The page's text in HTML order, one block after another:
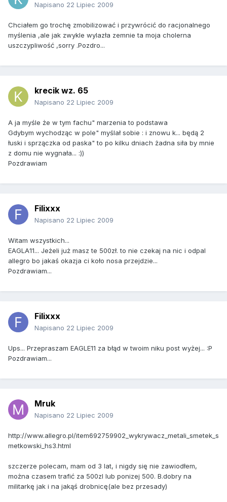
Napisano 22 Lipiec 2009
Chciałem go trochę zmobilizować i przywrócić do racjonalnego
myślenia ,ale jak zwykle wylazła zemnie ta moja cholerna
uszczypliwość ,sorry .Pozdro...
krecik wz. 65
Napisano 22 Lipiec 2009
A ja myśle że w tym fachu" marzenia to podstawa
Gdybym wychodząc w pole" myślał sobie : i znowu k... będą 2
łuski i sprzączka od paska" to po kilku dniach żadna siła by mnie
z domu nie wygnała... :))
Pozdrawiam
Filixxx
Napisano 22 Lipiec 2009
Witam wszystkich...
EAGLA11... Jeżeli już masz te 500zł. to nie czekaj na nic i odpal
allegro bo jakaś okazja ci koło nosa przejdzie...
Pozdrawiam...
Filixxx
Napisano 22 Lipiec 2009
Ups... Przepraszam EAGLE11 za błąd w twoim niku post wyżej... :P
Pozdrawiam...
Mruk
Napisano 22 Lipiec 2009
http://www.allegro.pl/item692759902_wykrywacz_metali_smetek_s
metkowski_hs3.html
szczerze polecam, mam od 3 lat, i nigdy się nie zawiodłem,
można czasem trafić za 500zl lub ponizej 500. B.dobry na
militarkę jak i na jakąś drobnicę(ale bez przesady)